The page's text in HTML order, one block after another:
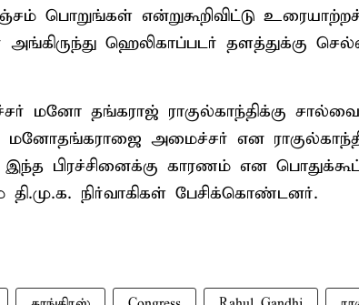
பொறுங்கள் என்றுகூறிவிட்டு உரையாற்றச்
அங்கிருந்து ஹெலிகாப்படர் தளத்துக்கு
மனோ தங்கராஜ் ராகுல்காந்திக்கு சால்வை
மனோதங்கராஜை அமைச்சர் என
பிரச்சினைக்கு காரணம் என
தி.மு.க. நிர்வாகிகள் பேசிக்கொண்டனர்.